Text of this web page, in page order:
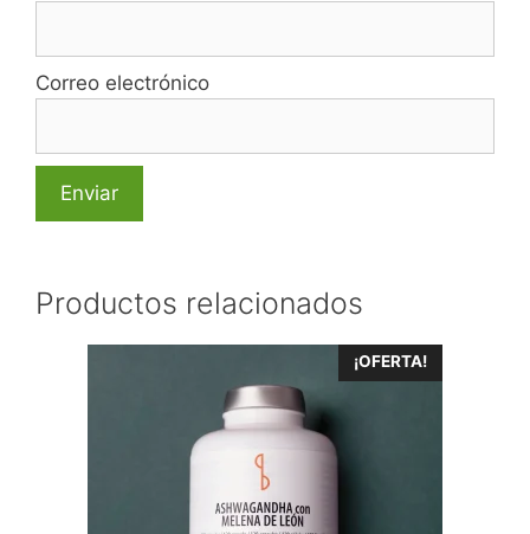
Correo electrónico
Productos relacionados
¡OFERTA!